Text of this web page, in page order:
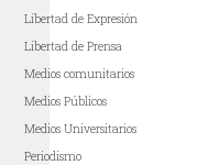
Libertad de Expresión
Libertad de Prensa
Medios comunitarios
Medios Públicos
Medios Universitarios
Periodismo